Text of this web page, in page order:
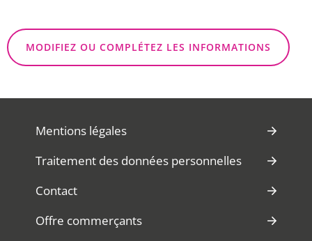
MODIFIEZ OU COMPLÉTEZ LES INFORMATIONS
Mentions légales
Traitement des données personnelles
Contact
Offre commerçants